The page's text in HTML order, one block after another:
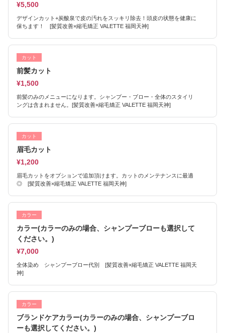
¥5,500
デザインカット+炭酸泉で皮の汚れをスッキリ除去！頭皮の状態を健康に
保ちます！ [髪質改善×縮毛矯正 VALETTE 福岡天神]
カット
前髪カット
¥1,500
前髪のみのメニューになります。シャンプー・ブロー・全体のスタイリ
ングは含まれません。[髪質改善×縮毛矯正 VALETTE 福岡天神]
カット
眉毛カット
¥1,200
眉毛カットをオプションで追加頂けます。カットのメンテナンスに最適
◎ [髪質改善×縮毛矯正 VALETTE 福岡天神]
カラー
カラー(カラーのみの場合、シャンプーブローも選択して
ください。)
¥7,000
全体染め シャンプーブロー代別 [髪質改善×縮毛矯正 VALETTE 福岡天
神]
カラー
ブランドケアカラー(カラーのみの場合、シャンプーブロ
ーも選択してください。)